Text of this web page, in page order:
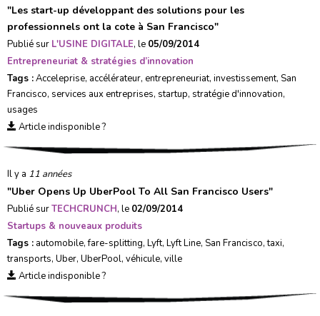
"Les start-up développant des solutions pour les
professionnels ont la cote à San Francisco"
Publié sur L'USINE DIGITALE, le 05/09/2014
Entrepreneuriat & stratégies d’innovation
Tags :Acceleprise, accélérateur, entrepreneuriat, investissement, San
Francisco, services aux entreprises, startup, stratégie d'innovation,
usages
Article indisponible ?
Il y a 11 années
"Uber Opens Up UberPool To All San Francisco Users"
Publié surTECHCRUNCH, le 02/09/2014
Startups & nouveaux produits
Tags : automobile,fare-splitting, Lyft, Lyft Line, San Francisco,taxi,
transports, Uber, UberPool, véhicule, ville
Article indisponible ?